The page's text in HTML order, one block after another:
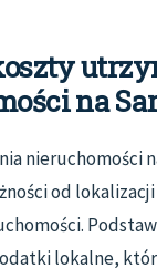
na
nieruchomości
od
lokalne,